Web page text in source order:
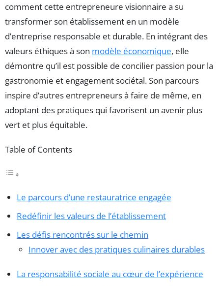
comment cette entrepreneure visionnaire a su
transformer son établissement en un modèle
d’entreprise responsable et durable. En intégrant des
valeurs éthiques à son modèle économique, elle
démontre qu’il est possible de concilier passion pour la
gastronomie et engagement sociétal. Son parcours
inspire d’autres entrepreneurs à faire de même, en
adoptant des pratiques qui favorisent un avenir plus
vert et plus équitable.
Table of Contents
Le parcours d’une restauratrice engagée
Redéfinir les valeurs de l’établissement
Les défis rencontrés sur le chemin
Innover avec des pratiques culinaires durables
La responsabilité sociale au cœur de l’expérience